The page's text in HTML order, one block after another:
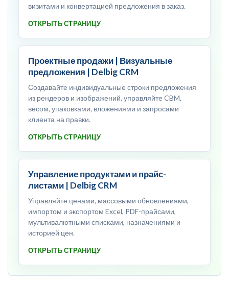
визитами и конвертацией предложения в заказ.
ОТКРЫТЬ СТРАНИЦУ
Проектные продажи | Визуальные
предложения | Delbig CRM
Создавайте индивидуальные строки предложения
из рендеров и изображений, управляйте CBM,
весом, упаковками, вложениями и запросами
клиента на правки.
ОТКРЫТЬ СТРАНИЦУ
Управление продуктами и прайс-
листами | Delbig CRM
Управляйте ценами, массовыми обновлениями,
импортом и экспортом Excel, PDF-прайсами,
мультивалютными списками, назначениями и
историей цен.
ОТКРЫТЬ СТРАНИЦУ